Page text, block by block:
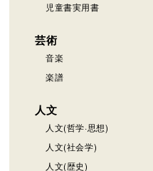
児童書実用書
芸術
音楽
楽譜
人文
人文(哲学·思想)
人文(社会学)